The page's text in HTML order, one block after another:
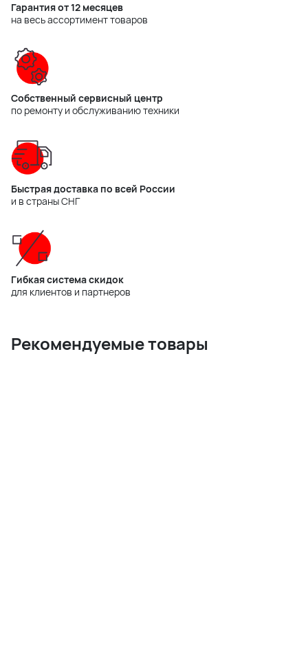
Гарантия от 12 месяцев
на весь ассортимент товаров
Собственный сервисный центр
по ремонту и обслуживанию техники
Быстрая доставка по всей России
и в страны СНГ
Гибкая система скидок
для клиентов и партнеров
Рекомендуемые товары